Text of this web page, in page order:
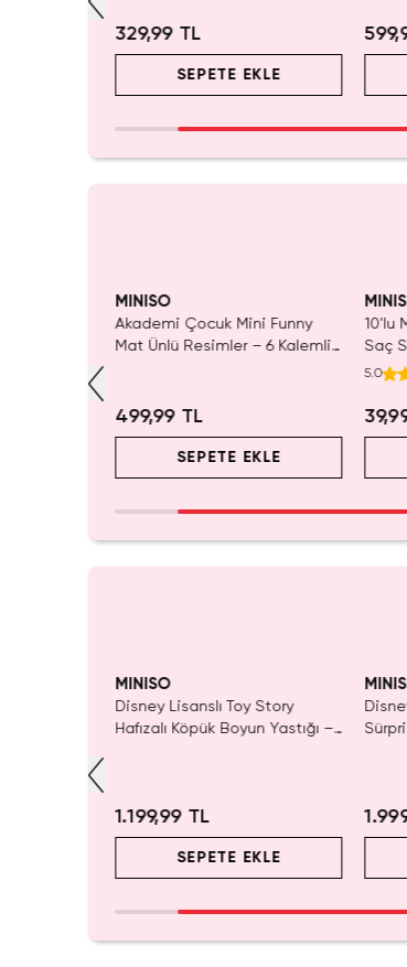
329,99 TL
SEPETE EKLE
MINISO
Akademi Çocuk Mini Funny
Mat Ünlü Resimler – 6 Kalemli
499,99 TL
SEPETE EKLE
10'lu
Saç
5.0
MINISO
Disney Lisanslı Toy Story
Hafızalı Köpük Boyun Yastığı –
1.199,99 TL
SEPETE EKLE